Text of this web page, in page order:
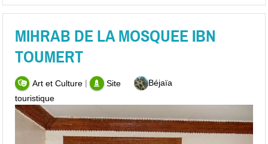
MIHRAB DE LA MOSQUEE IBN
TOUMERT
Art et Culture|
Site
touristique
Béjaïa